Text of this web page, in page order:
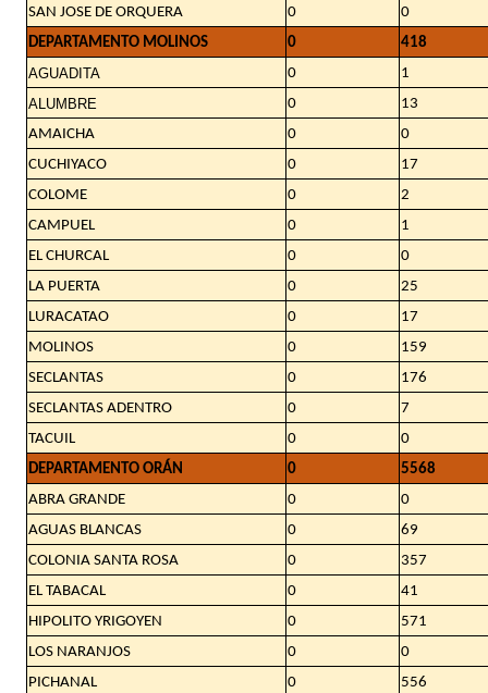
SAN JOSE DE ORQUERA
0
0
DEPARTAMENTO MOLINOS
0
418
AGUADITA
0
1
ALUMBRE
0
13
AMAICHA
0
0
CUCHIYACO
0
17
COLOME
0
2
CAMPUEL
0
1
EL CHURCAL
0
0
LA PUERTA
0
25
LURACATAO
0
17
MOLINOS
0
159
SECLANTAS
0
176
SECLANTAS ADENTRO
0
7
TACUIL
0
0
DEPARTAMENTO ORÁN
0
5568
ABRA GRANDE
0
0
AGUAS BLANCAS
0
69
COLONIA SANTA ROSA
0
357
EL TABACAL
0
41
HIPOLITO YRIGOYEN
0
571
LOS NARANJOS
0
0
PICHANAL
0 556